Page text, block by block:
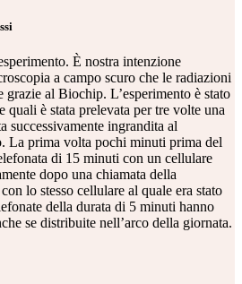
È nostra intenzione
a campo scuro che le radiazioni
grazie al Biochip. L’esperimento è stato
quali è stata prelevata per tre volte una
successivamente ingrandita al
La prima volta pochi minuti prima del
di 15 minuti con un cellulare
dopo una chiamata della
lo stesso cellulare al quale era stato
della durata di 5 minuti hanno
se distribuite nell’arco della giornata.